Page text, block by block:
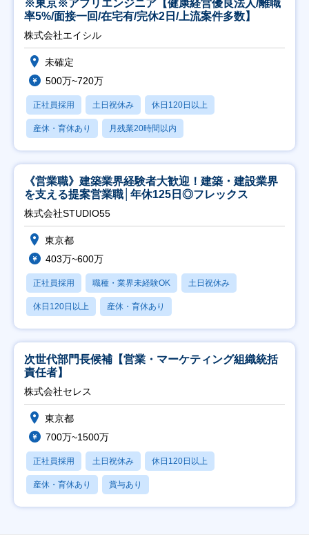
※東京※アプリエンジニア【健康経営優良法人/離職
率5%/面接一回/在宅有/完休2日/上流案件多数】
株式会社エイシル
未確定
500万~720万
正社員採用 土日祝休み 休日120日以上
産休・育休あり 月残業20時間以内
《営業職》建築業界経験者大歓迎！建築・建設業界
を支える提案営業職│年休125日◎フレックス
株式会社STUDIO55
東京都
403万~600万
正社員採用 職種・業界未経験OK 土日祝休み
休日120日以上 産休・育休あり
次世代部門長候補【営業・マーケティング組織統括
責任者】
株式会社セレス
東京都
700万~1500万
正社員採用 土日祝休み 休日120日以上
産休・育休あり 賞与あり